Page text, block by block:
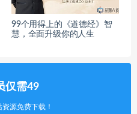
99个用得上的《道德经》智
慧，全面升级你的人生
仅需49
源免费下载！